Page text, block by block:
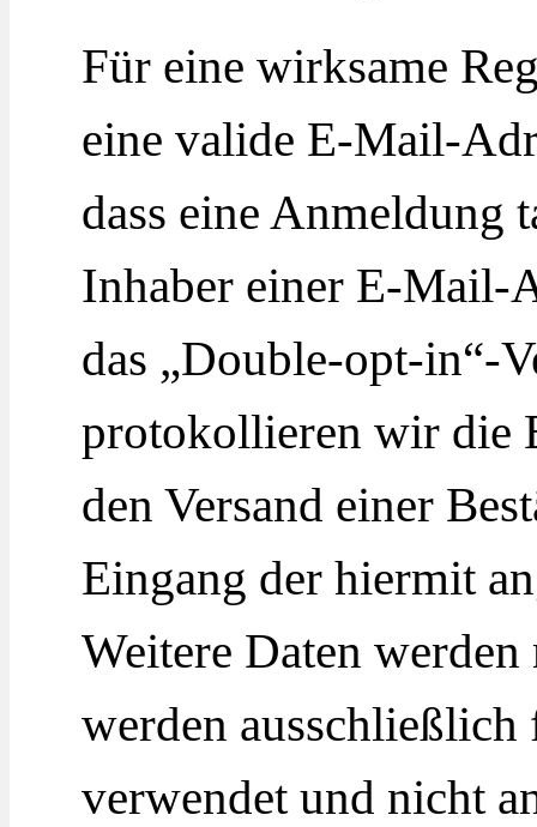
Für eine wirksame
eine valide E-Mail-
dass eine Anmeldung
Inhaber einer E-Mail-
das „Double-opt-in“-
protokollieren wir die
den Versand einer
Eingang der hiermit
Weitere Daten
werden
verwendet und nicht